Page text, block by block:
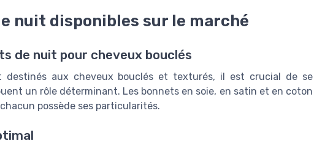
nuit disponibles sur le marché
de nuit pour cheveux bouclés
destinés aux cheveux bouclés et texturés, il est crucial de se
un rôle déterminant. Les bonnets en soie, en satin et en coton
possède ses particularités.